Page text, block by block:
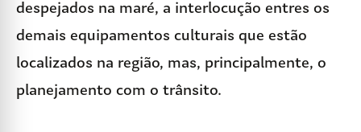
despejados na maré, a interlocução entres os
demais equipamentos culturais que estão
localizados na região, mas, principalmente, o
planejamento com o trânsito.